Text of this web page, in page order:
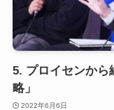
5. プロイセンから
略」
2022年6月6日